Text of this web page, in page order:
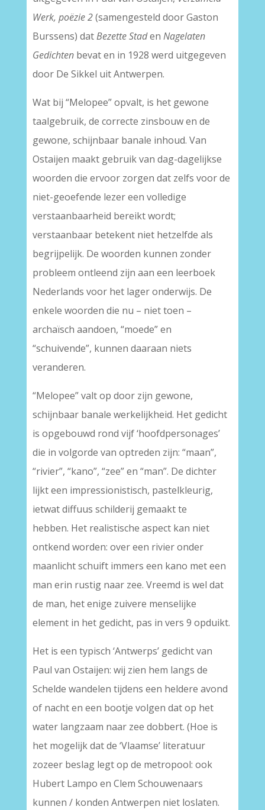
Werk, poëzie 2(samengesteld door Gaston
Burssens) datBezette Staden Nagelaten
Gedichtenbevat en in 1928 werd uitgegeven
door De Sikkel uit Antwerpen.
Wat bij “Melopee” opvalt, is het gewone
taalgebruik, de correcte zinsbouw en de
gewone, schijnbaar banale inhoud. Van
Ostaijen maakt gebruik van dag-dagelijkse
woorden die ervoor zorgen dat zelfs voor de
niet-geoefende lezer een volledige
verstaanbaarheid bereikt wordt;
verstaanbaar betekent niet hetzelfde als
begrijpelijk. De woorden kunnen zonder
probleem ontleend zijn aan een leerboek
Nederlands voor het lager onderwijs. De
enkele woorden die nu – niet toen –
archaïsch aandoen, “moede” en
“schuivende”, kunnen daaraan niets
veranderen.
“Melopee” valt op door zijn gewone,
schijnbaar banale werkelijkheid. Het gedicht
is opgebouwd rond vijf ‘hoofdpersonages’
die in volgorde van optreden zijn: “maan”,
“rivier”, “kano”, “zee” en “man”. De dichter
lijkt een impressionistisch, pastelkleurig,
ietwat diffuus schilderij gemaakt te
hebben. Het realistische aspect kan niet
ontkend worden: over een rivier onder
maanlicht schuift immers een kano met een
man erin rustig naar zee. Vreemd is wel dat
de man, het enige zuivere menselijke
element in het gedicht, pas in vers 9 opduikt.
Het is een typisch ‘Antwerps’ gedicht van
Paul van Ostaijen: wij zien hem langs de
Schelde wandelen tijdens een heldere avond
of nacht en een bootje volgen dat op het
water langzaam naar zee dobbert. (Hoe is
het mogelijk dat de ‘Vlaamse’ literatuur
zozeer beslag legt op de metropool: ook
Hubert Lampo en Clem Schouwenaars
kunnen / konden Antwerpen niet loslaten.